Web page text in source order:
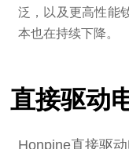
泛，以及更高性能
本也在持续下降。
直接驱动
Honpine直接驱